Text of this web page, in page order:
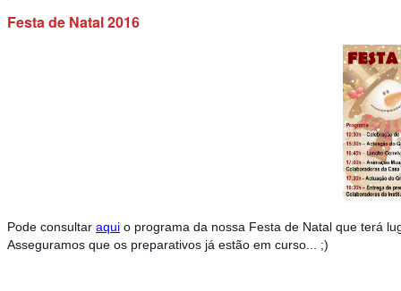
Festa de Natal 2016
Pode consultar aqui o programa da nossa Festa de Natal que terá
Asseguramos que os preparativos já estão em curso... ;)